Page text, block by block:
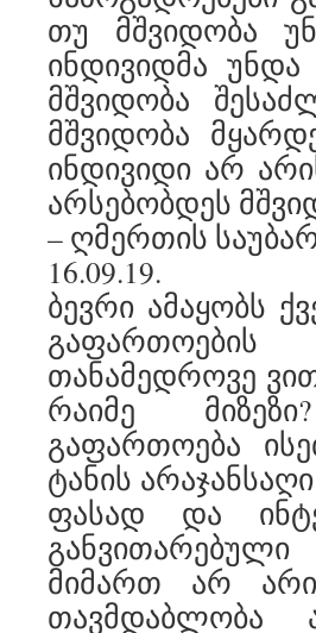
თუ მშვიდობა
ინდივიდმა
მშვიდობა
მშვიდობა
ინდივიდი არ
არსებობდეს
– ღმერთის
16.09.19.
ბევრი ამაყობს
თანამედროვე
რაიმე
გაფართოება
ტანის
ფასად და
მიმართ არ
თავმდაბლობა